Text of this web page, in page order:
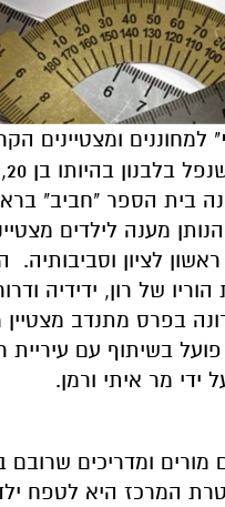
" למחוננים ומצטיינים
במבנה בית הספר "חביב"
מענה לילדים
ראשון לציון וסביבותיה.
של רון, ידידיה
בפרס מתנדב
בשיתוף עם עיריית
ידי מר איתי ורמן.
מורים ומדריכים שרובם
המרכז היא לטפח